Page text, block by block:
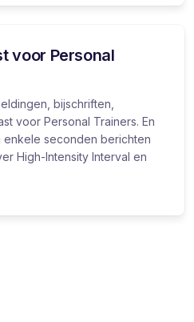
voor Personal
bijschriften,
voor Personal Trainers. En
seconden berichten
High-Intensity Interval en